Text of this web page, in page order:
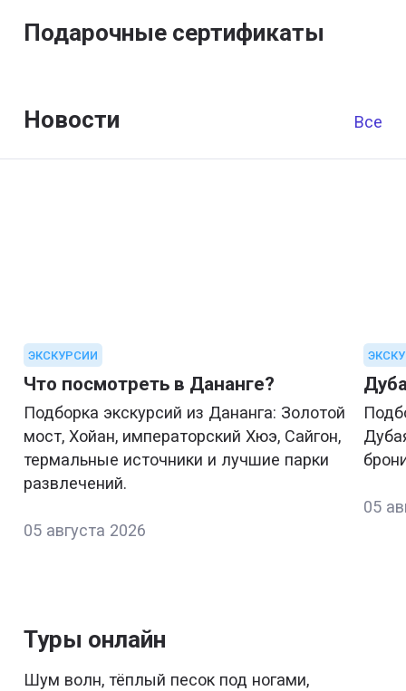
Подарочные сертификаты
Новости Все
ЭКСКУРСИИ
Что посмотреть в Дананге?
Подборка экскурсий из Дананга: Золотой
мост, Хойан, императорский Хюэ, Сайгон,
термальные источники и лучшие парки
развлечений.
05 августа 2026
05
Туры онлайн
Шум волн, тёплый песок под ногами,